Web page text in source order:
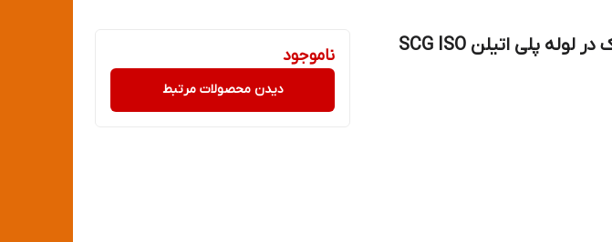
دستگاه تست رشد آهسته ترک در لوله پلی اتیلن SCG ISO
ناموجود
دیدن محصولات مرتبط